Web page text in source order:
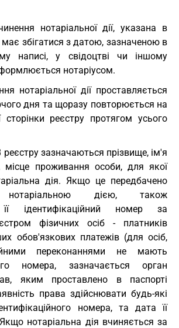
нотаріальної дії, указана в
має збігатися з датою, зазначеною в
написі, у свідоцтві чи іншому
нотаріусом.
нотаріальної дії проставляється
дня та щоразу повторюється на
сторінки реєстру протягом усього
реєстру зазначаються прізвище, ім'я
місце проживання особи, для якої
дія. Якщо це передбачено
нотаріальною дією, також
її ідентифікаційний номер за
фізичних осіб - платників
обов'язкових платежів (для осіб,
переконаннями не мають
номера, зазначається орган
яким проставлено в паспорті
права здійснювати будь-які
номера, та дата її
нотаріальна дія вчиняється за